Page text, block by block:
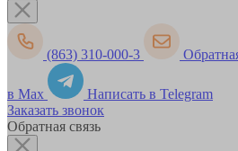
(863) 310-000-3
в Max
Написать в Telegram
Заказать звонок
Обратная связь